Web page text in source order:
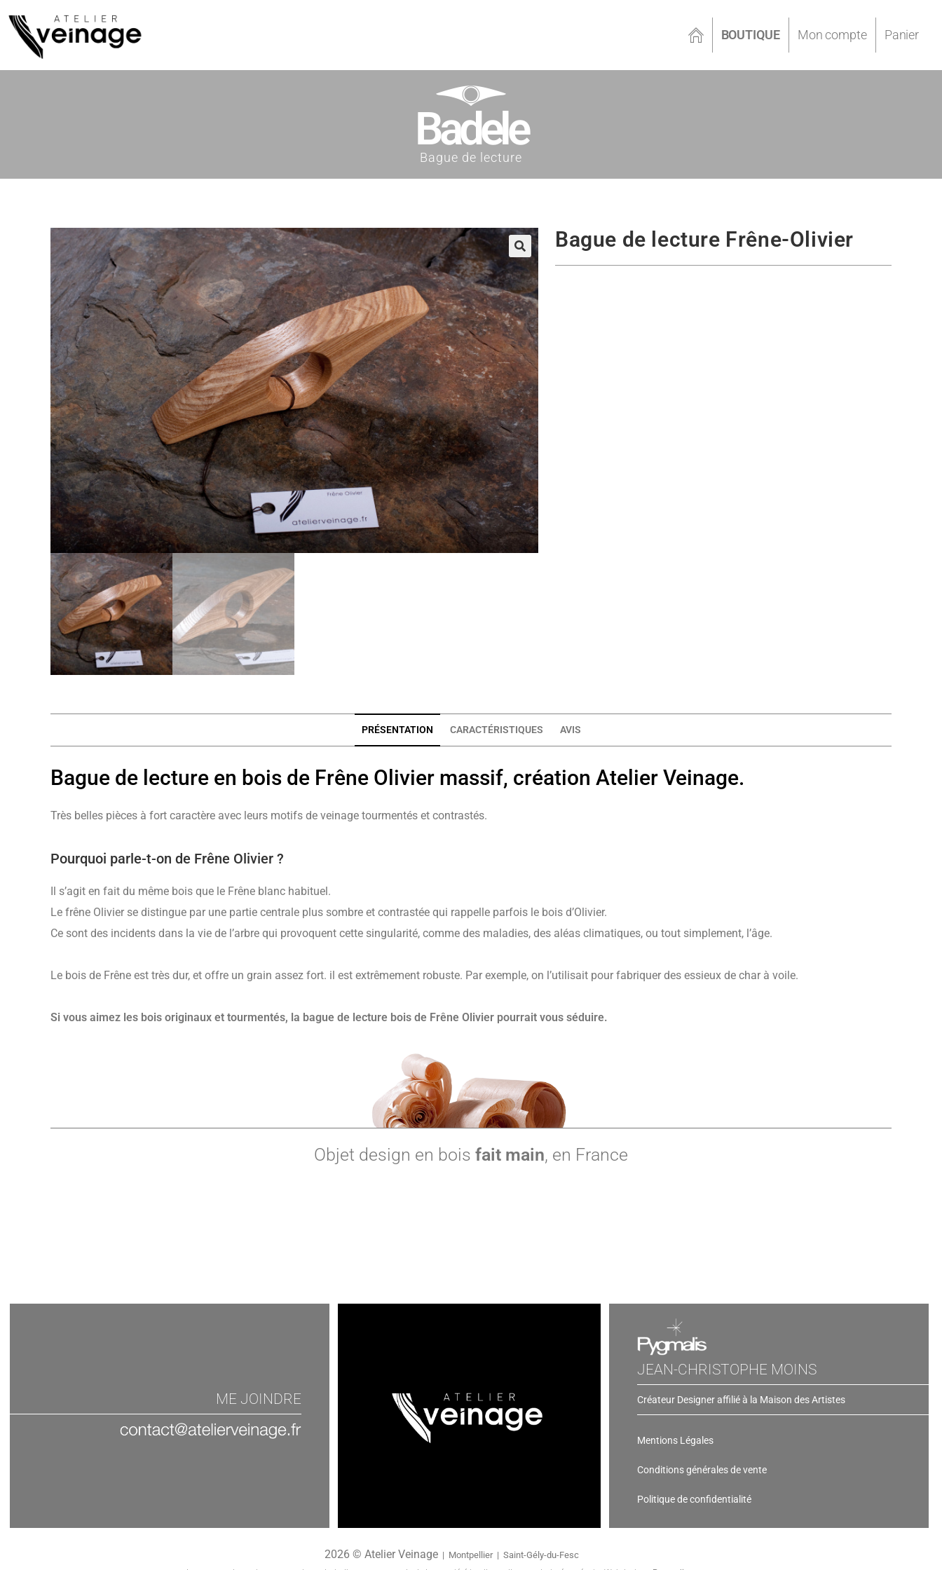
BOUTIQUE Mon compte Panier
Badele
Bague de lecture
Bague de lecture Frêne-Olivier
PRÉSENTATION CARACTÉRISTIQUES AVIS
Bague de lecture en bois de Frêne Olivier massif, création Atelier Veinage.
Très belles pièces à fort caractère avec leurs motifs de veinage tourmentés et contrastés.
Pourquoi parle-t-on de Frêne Olivier ?
Il s’agit en fait du même bois que le Frêne blanc habituel.
Le frêne Olivier se distingue par une partie centrale plus sombre et contrastée qui rappelle parfois le bois d’Olivier.
Ce sont des incidents dans la vie de l’arbre qui provoquent cette singularité, comme des maladies, des aléas climatiques, ou tout simplement, l’âge.
Le bois de Frêne est très dur, et offre un grain assez fort. il est extrêmement robuste. Par exemple, on l’utilisait pour fabriquer des essieux de char à voile.
Si vous aimez les bois originaux et tourmentés, la bague de lecture bois de Frêne Olivier pourrait vous séduire.
Objet design en bois fait main, en France
ME JOINDRE
JEAN-CHRISTOPHE MOINS
Créateur Designer affilié à la Maison des Artistes
Mentions Légales
Conditions générales de vente
Politique de confidentialité
2026 © Atelier Veinage| Montpellier | Saint-Gély-du-Fesc